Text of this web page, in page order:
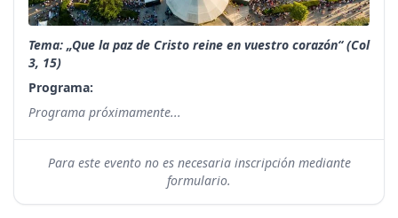
Tema: „Que la paz de Cristo reine en vuestro corazón“ (Col
3, 15)
Programa:
Programa próximamente...
Para este evento no es necesaria inscripción mediante
formulario.